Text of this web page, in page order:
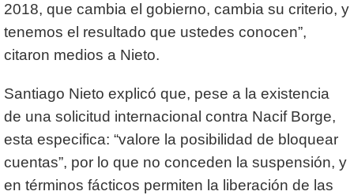
2018, que cambia el gobierno, cambia su criterio, y
tenemos el resultado que ustedes conocen”,
citaron medios a Nieto.
Santiago Nieto explicó que, pese a la existencia
de una solicitud internacional contra Nacif Borge,
esta especifica: “valore la posibilidad de bloquear
cuentas”, por lo que no conceden la suspensión, y
en términos fácticos permiten la liberación de las